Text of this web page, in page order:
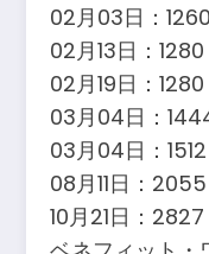
02月03日：
02月13日：1280
02月19日：1280
03月04日：
03月04日：1512
08月11日：2055
10月21日：2827